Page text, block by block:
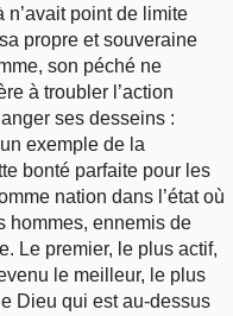
n’avait point de limite
propre et souveraine
son péché ne
à troubler l’action
ses desseins :
exemple de la
bonté parfaite pour les
nation dans l’état où
hommes, ennemis de
Le premier, le plus actif,
le meilleur, le plus
Dieu qui est au-dessus